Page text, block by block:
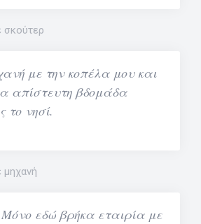
σκούτερ
με την κοπέλα μου και
απίστευτη βδομάδα
το νησί.
μηχανή
εδώ βρήκα εταιρία με